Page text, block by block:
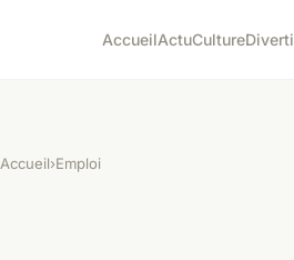
AccueilActuCulture
Accueil›Emploi